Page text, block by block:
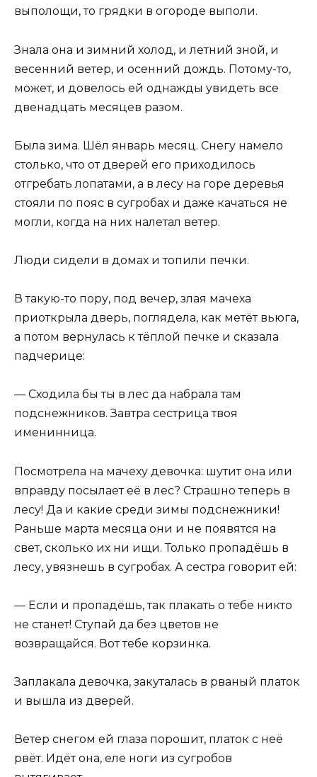
выполощи, то грядки в огороде выполи.
Знала она и зимний холод, и летний зной, и
весенний ветер, и осенний дождь. Потому-то,
может, и довелось ей однажды увидеть все
двенадцать месяцев разом.
Была зима. Шёл январь месяц. Снегу намело
столько, что от дверей его приходилось
отгребать лопатами, а в лесу на горе деревья
стояли по пояс в сугробах и даже качаться не
могли, когда на них налетал ветер.
Люди сидели в домах и топили печки.
В такую-то пору, под вечер, злая мачеха
приоткрыла дверь, поглядела, как метёт вьюга,
а потом вернулась к тёплой печке и сказала
падчерице:
— Сходила бы ты в лес да набрала там
подснежников. Завтра сестрица твоя
именинница.
Посмотрела на мачеху девочка: шутит она или
вправду посылает её в лес? Страшно теперь в
лесу! Да и какие среди зимы подснежники!
Раньше марта месяца они и не появятся на
свет, сколько их ни ищи. Только пропадёшь в
лесу, увязнешь в сугробах. А сестра говорит ей:
— Если и пропадёшь, так плакать о тебе никто
не станет! Ступай да без цветов не
возвращайся. Вот тебе корзинка.
Заплакала девочка, закуталась в рваный платок
и вышла из дверей.
Ветер снегом ей глаза порошит, платок с неё
рвёт. Идёт она, еле ноги из сугробов